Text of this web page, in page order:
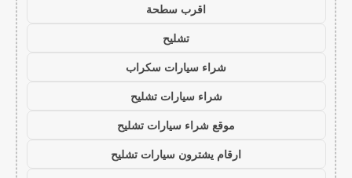
اقرب سطحة
تشليح
شراء سيارات سكراب
شراء سيارات تشليح
موقع شراء سيارات تشليح
ارقام يشترون سيارات تشليح